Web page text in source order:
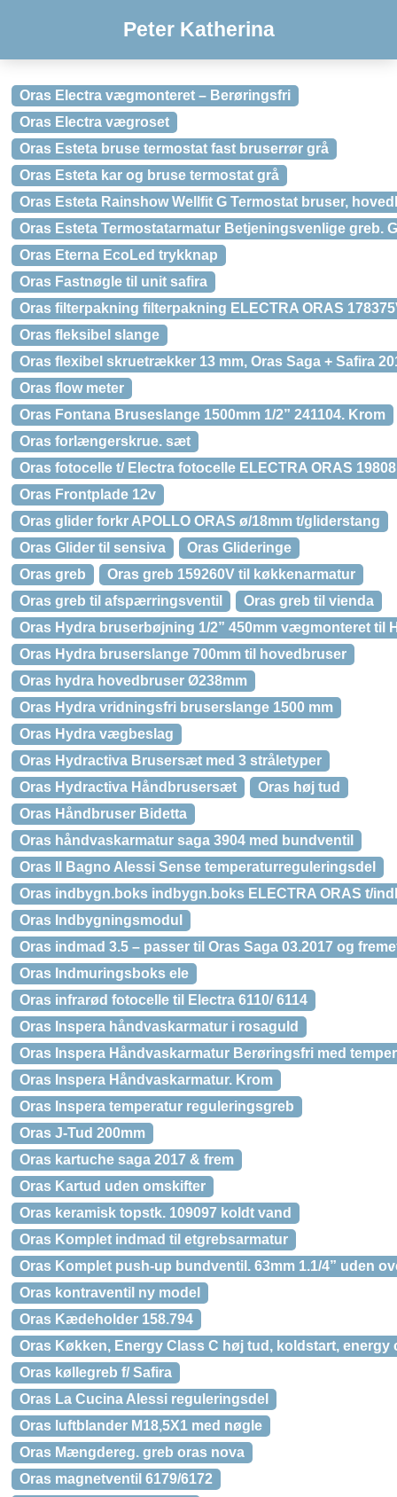
Peter Katherina
Oras Electra vægmonteret – Berøringsfri
Oras Electra vægroset
Oras Esteta bruse termostat fast bruserrør grå
Oras Esteta kar og bruse termostat grå
Oras Esteta Rainshow Wellfit G Termostat bruser,
Oras Esteta Termostatarmatur Betjeningsvenlige greb.
Oras Eterna EcoLed trykknap
Oras Fastnøgle til unit safira
Oras filterpakning filterpakning ELECTRA ORAS
Oras fleksibel slange
Oras flexibel skruetrækker 13 mm, Oras Saga + Safira
Oras flow meter
Oras Fontana Bruseslange 1500mm 1/2” 241104. Krom
Oras forlængerskrue. sæt
Oras fotocelle t/ Electra fotocelle ELECTRA ORAS
Oras Frontplade 12v
Oras glider forkr APOLLO ORAS ø/18mm t/gliderstang
Oras Glider til sensiva
Oras Glideringe
Oras greb
Oras greb 159260V til køkkenarmatur
Oras greb til afspærringsventil
Oras greb til vienda
Oras Hydra bruserbøjning 1/2” 450mm vægmonteret til
Oras Hydra bruserslange 700mm til hovedbruser
Oras hydra hovedbruser Ø238mm
Oras Hydra vridningsfri bruserslange 1500 mm
Oras Hydra vægbeslag
Oras Hydractiva Brusersæt med 3 stråletyper
Oras Hydractiva Håndbrusersæt
Oras høj tud
Oras Håndbruser Bidetta
Oras håndvaskarmatur saga 3904 med bundventil
Oras Il Bagno Alessi Sense temperaturreguleringsdel
Oras indbygn.boks indbygn.boks ELECTRA ORAS t/
Oras Indbygningsmodul
Oras indmad 3.5 – passer til Oras Saga 03.2017 og
Oras Indmuringsboks ele
Oras infrarød fotocelle til Electra 6110/ 6114
Oras Inspera håndvaskarmatur i rosaguld
Oras Inspera Håndvaskarmatur Berøringsfri med
Oras Inspera Håndvaskarmatur. Krom
Oras Inspera temperatur reguleringsgreb
Oras J-Tud 200mm
Oras kartuche saga 2017 & frem
Oras Kartud uden omskifter
Oras keramisk topstk. 109097 koldt vand
Oras Komplet indmad til etgrebsarmatur
Oras Komplet push-up bundventil. 63mm 1.1/4” uden
Oras kontraventil ny model
Oras Kædeholder 158.794
Oras Køkken, Energy Class C høj tud, koldstart, energy
Oras køllegreb f/ Safira
Oras La Cucina Alessi reguleringsdel
Oras luftblander M18,5X1 med nøgle
Oras Mængdereg. greb oras nova
Oras magnetventil 6179/6172